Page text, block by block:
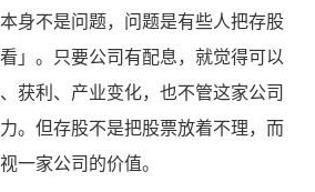
身不是问题，问题是有些人把存股
」。只要公司有配息，就觉得可以
获利、产业变化，也不管这家公司
。但存股不是把股票放着不理，而
一家公司的价值。